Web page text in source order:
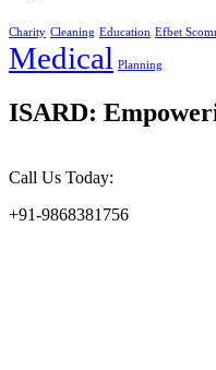
Charity Cleaning Education Efbet
Medical Planning
ISARD:
Call Us Today:
+91-9868381756